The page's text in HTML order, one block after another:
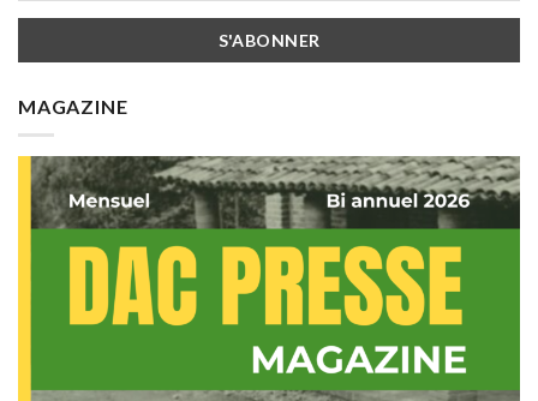
MAGAZINE